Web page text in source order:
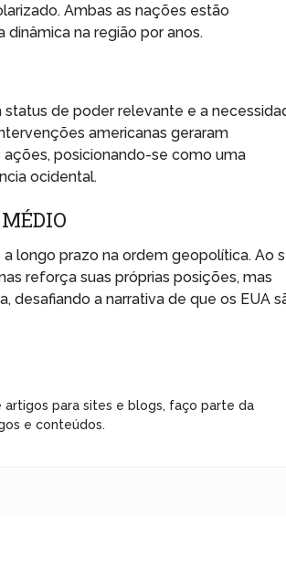
Ambas as nações estão
na região por anos.
de poder relevante e a
americanas geraram
posicionando-se como uma
ocidental.
longo prazo na ordem geopolítica. Ao
reforça suas próprias posições, mas
desafiando a narrativa de que os EUA
artigos para sites e blogs, faço parte da
e conteúdos.